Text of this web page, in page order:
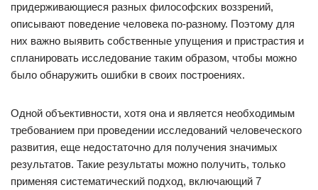
придерживающиеся разных философских воззрений,
описывают поведение человека по-разному. Поэтому для
них важно выявить собственные упущения и пристрастия и
спланировать исследование таким образом, чтобы можно
было обнаружить ошибки в своих построениях.
Одной объективности, хотя она и является необходимым
требованием при проведении исследований человеческого
развития, еще недостаточно для получения значимых
результатов. Такие результаты можно получить, только
применяя систематический подход, включающий 7